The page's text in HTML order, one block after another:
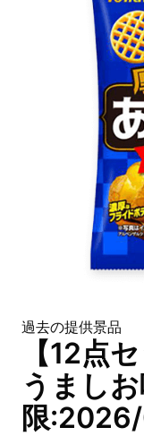
過去の提供景品
【12点
うまし
限